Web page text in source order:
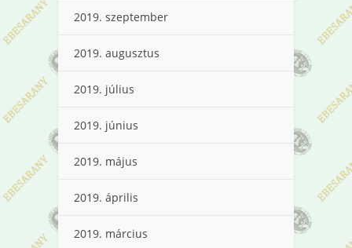
2019. szeptember
2019. augusztus
2019. július
2019. június
2019. május
2019. április
2019. március